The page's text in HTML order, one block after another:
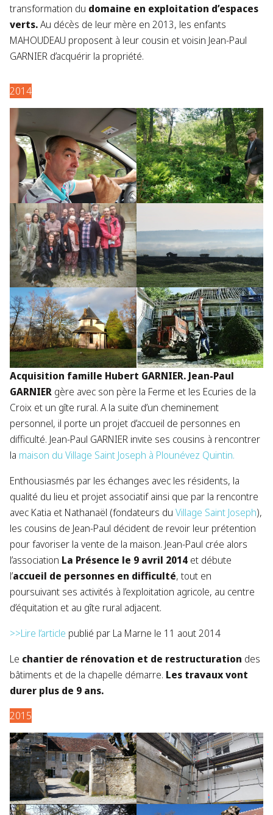
transformation du domaine en exploitation d’espaces
verts.Au décès de leur mère en 2013, les enfants
MAHOUDEAU proposent à leur cousin et voisin Jean-Paul
GARNIER d’acquérir la propriété.
2014
Acquisition famille Hubert GARNIER. Jean-Paul
GARNIER gère avec son père la Ferme et les Ecuries de la
Croix et un gîte rural. A la suite d’un cheminement
personnel, il porte un projet d’accueil de personnes en
difficulté. Jean-Paul GARNIER invite ses cousins à rencontrer
la maison du Village Saint Joseph à Plounévez Quintin.
Enthousiasmés par les échanges avec les résidents, la
qualité du lieu et projet associatif ainsi que par la rencontre
avec Katia et Nathanaël (fondateurs du Village Saint Joseph),
les cousins de Jean-Paul décident de revoir leur prétention
pour favoriser la vente de la maison. Jean-Paul crée alors
l’association La Présence le 9 avril 2014 et débute
l’accueil de personnes en difficulté, tout en
poursuivant ses activités à l’exploitation agricole, au centre
d’équitation et au gîte rural adjacent.
>>Lire l’article publié par La Marne le 11 aout 2014
Le chantier de rénovation et de restructuration des
bâtiments et de la chapelle démarre. Les travaux vont
durer plus de 9 ans.
2015